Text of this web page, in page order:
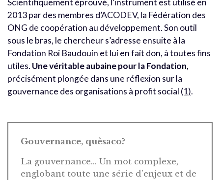
Scientifiquement éprouvé, l’instrument est utilisé en
2013 par des membres d’ACODEV, la Fédération des
ONG de coopération au développement. Son outil
sous le bras, le chercheur s’adresse ensuite à la
Fondation Roi Baudouin et lui en fait don, à toutes fins
utiles. Une véritable aubaine pour la Fondation,
précisément plongée dans une réflexion sur la
gouvernance des organisations à profit social (1).
Gouvernance, quèsaco?
La gouvernance… Un mot complexe,
englobant toute une série d’enjeux et de